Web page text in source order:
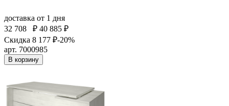
доставка от 1 дня
32 708
₽ 40 885 ₽
Скидка 8 177 ₽-20%
арт. 7000985
В корзину